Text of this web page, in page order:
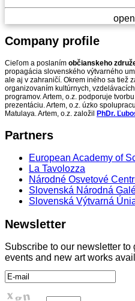
Company profile
Cieľom a poslaním občianskeho
propagácia slovenského výtvarného
ale aj v zahraničí. Okrem iného sa tiež
organizovaním kultúrnych,
programov. Artem, o.z. podporuje
prezentáciu. Artem, o.z. úzko
Matulaya. Artem, o.z. založil
PhDr.
Partners
European Academy of
La Tavolozza
Národné Osvetové
Slovenská Národná
Slovenská Výtvarná
Newsletter
Subscribe to our newsletter
events and new art works